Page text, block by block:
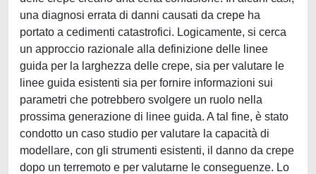
una diagnosi errata di danni causati da crepe ha
portato a cedimenti catastrofici. Logicamente, si cerca
un approccio razionale alla definizione delle linee
guida per la larghezza delle crepe, sia per valutare le
linee guida esistenti sia per fornire informazioni sui
parametri che potrebbero svolgere un ruolo nella
prossima generazione di linee guida. A tal fine, è stato
condotto un caso studio per valutare la capacità di
modellare, con gli strumenti esistenti, il danno da crepe
dopo un terremoto e per valutarne le conseguenze. Lo